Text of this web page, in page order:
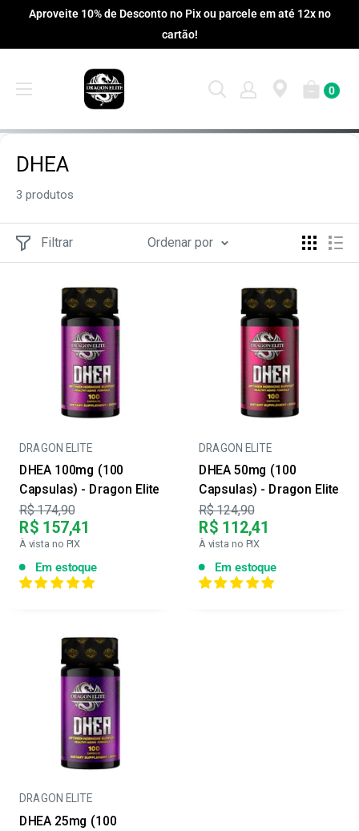
Aproveite 10% de Desconto no Pix ou parcele em até 12x no
cartão!
0
DHEA
3 produtos
Filtrar Ordenar por
DRAGON ELITE
DHEA 100mg (100
Capsulas) - Dragon Elite
Preço
R$ 174,90
R$ 157,41
À vista no PIX
Em estoque
DRAGON ELITE
DHEA 50mg (100
Capsulas) - Dragon Elite
Preço
R$ 124,90
R$ 112,41
À vista no PIX
Em estoque
DRAGON ELITE
DHEA 25mg (100